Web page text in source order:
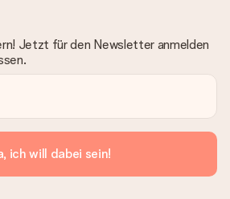
Jetzt für den Newsletter anmelden
ich will dabei sein!